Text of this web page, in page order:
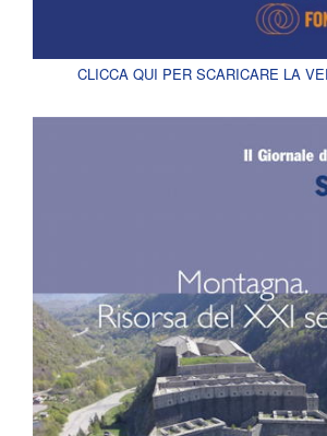
CLICCA QUI PER SCARICARE LA